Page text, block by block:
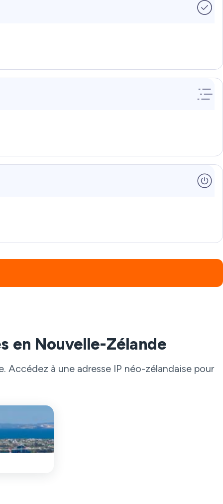
en Nouvelle-Zélande
à une adresse IP néo-zélandaise pour